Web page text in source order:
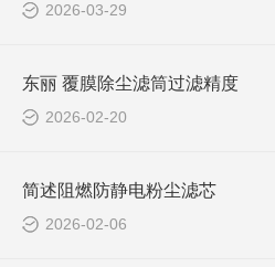
2026-03-29
东丽 覆膜除尘滤筒过滤精度
2026-02-20
简述阻燃防静电粉尘滤芯
2026-02-06